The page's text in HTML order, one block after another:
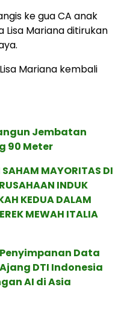
ke gua CA anak
Lisa Mariana ditirukan
Mariana kembali
Jembatan
90 Meter
MAYORITAS DI
INDUK
KEDUA DALAM
MEWAH ITALIA
Data
DTI Indonesia
AI di Asia